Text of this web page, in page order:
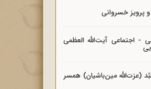
پرویز خسروانی
- اجتماعی آیت‌الله العظمی
(عزت‌الله مین‌باشیان) همسر